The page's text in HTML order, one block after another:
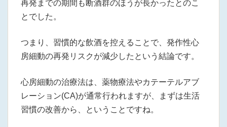
再発までの期間も断酒群のほうが長かったとのこ
とでした。
つまり、習慣的な飲酒を控えることで、発作性心
房細動の再発リスクが減少したという結論です。
心房細動の治療法は、薬物療法やカテーテルアブ
レーション(CA)が通常行われますが、まずは生活
習慣の改善から、ということですね。